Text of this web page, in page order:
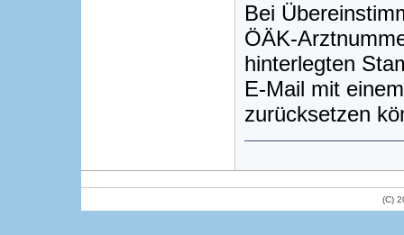
Bei
ÖÄK-
hinterlegten
E-Mail mit
zurücksetzen
(C)